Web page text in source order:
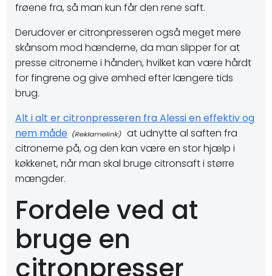
frøene fra, så man kun får den rene saft.
Derudover er citronpresseren også meget mere
skånsom mod hænderne, da man slipper for at
presse citronerne i hånden, hvilket kan være hårdt
for fingrene og give ømhed efter længere tids
brug.
Alt i alt er citronpresseren fra Alessi en effektiv og
nem måde
at udnytte al saften fra
citronerne på, og den kan være en stor hjælp i
køkkenet, når man skal bruge citronsaft i større
mængder.
Fordele ved at
bruge en
citronpresser